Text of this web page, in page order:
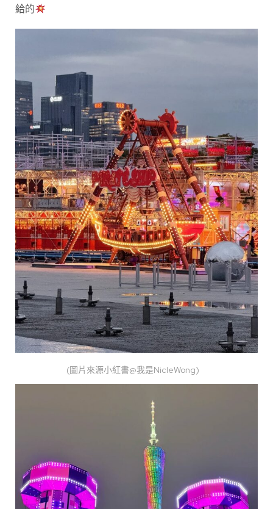
給的
(圖片來源小紅書@我是NicleWong)